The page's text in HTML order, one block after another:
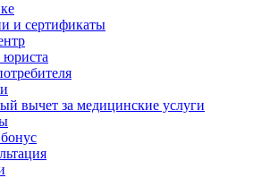
и сертификаты
юриста
вычет за медицинские услуги